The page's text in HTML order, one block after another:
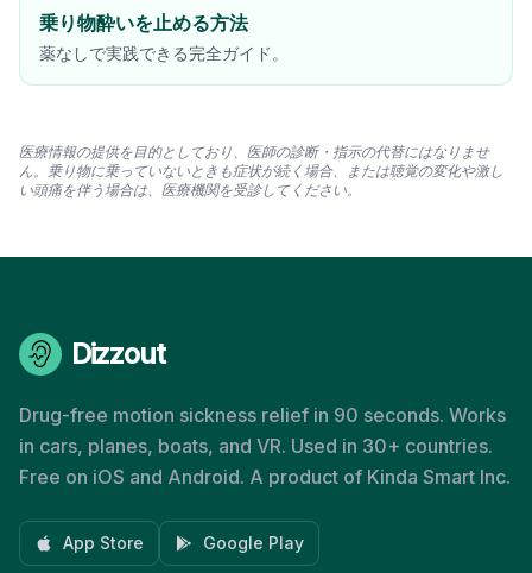
乗り物酔いを止める方法
薬なしで実践できる完全ガイド。
医療情報の提供を目的としており、医師の診断・指示の代替にはなりませ
ん。乗り物に乗っていないときも症状が続く場合、または聴覚の変化や激し
い頭痛を伴う場合は、医療機関を受診してください。
Dizzout
Drug-free motion sickness relief in 90 seconds. Works
in cars, planes, boats, and VR. Used in 30+ countries.
Free on iOS and Android. A product of Kinda Smart Inc.
App Store Google Play